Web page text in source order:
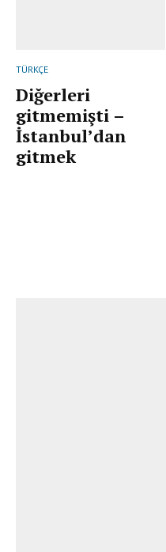
TÜRKÇE
Diğerleri
gitmemişti –
İstanbul’dan
gitmek